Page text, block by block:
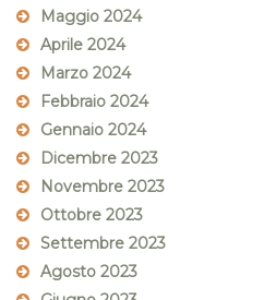
Maggio 2024
Aprile 2024
Marzo 2024
Febbraio 2024
Gennaio 2024
Dicembre 2023
Novembre 2023
Ottobre 2023
Settembre 2023
Agosto 2023